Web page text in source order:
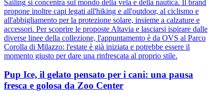
Sailing si concentra sul mondo della vela e della nautica. Il brand
propone inoltre capi legati all'hiking e all'outdoor, al ciclismo e
all'abbigliamento per la protezione solare, insieme a calzature e
accessori. Per scoprire le proposte Altavia e lasciarsi ispirare dalle
diverse linee della collezione, l'appuntamento è da OVS al Parco
Corolla di Milazzo: l'estate è già iniziata e potrebbe essere il
momento giusto per dare una rinfrescata al proprio stile.
Pup Ice, il gelato pensato per i cani: una pausa
fresca e golosa da Zoo Center